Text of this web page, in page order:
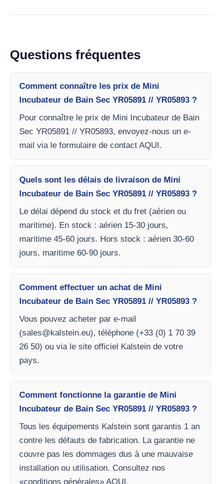
Questions fréquentes
Comment connaître les prix de Mini
Incubateur de Bain Sec YR05891 // YR05893 ?
Pour connaître le prix de Mini Incubateur de Bain
Sec YR05891 // YR05893, envoyez-nous un e-
mail via le formulaire de contact AQUI.
Quels sont les délais de livraison de Mini
Incubateur de Bain Sec YR05891 // YR05893 ?
Le délai dépend du stock et du fret (aérien ou
maritime). En stock : aérien 15-30 jours,
maritime 45-60 jours. Hors stock : aérien 30-60
jours, maritime 60-90 jours.
Comment effectuer un achat de Mini
Incubateur de Bain Sec YR05891 // YR05893 ?
Vous pouvez acheter par e-mail
(sales@kalstein.eu), téléphone (+33 (0) 1 70 39
26 50) ou via le site officiel Kalstein de votre
pays.
Comment fonctionne la garantie de Mini
Incubateur de Bain Sec YR05891 // YR05893 ?
Tous les équipements Kalstein sont garantis 1 an
contre les défauts de fabrication. La garantie ne
couvre pas les dommages dus à une mauvaise
installation ou utilisation. Consultez nos
«conditions générales» AQUI.